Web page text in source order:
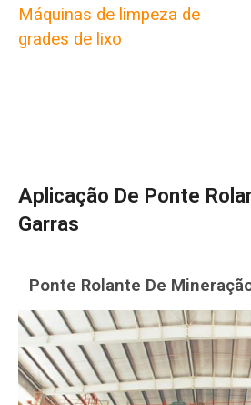
Máquinas de limpeza de
grades de lixo
Aplicação De Ponte
Garras
Ponte Rolante De